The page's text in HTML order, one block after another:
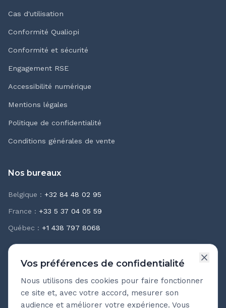
Cas d'utilisation
Conformité Qualiopi
Conformité et sécurité
Engagement RSE
Accessibilité numérique
Mentions légales
Politique de confidentialité
Conditions générales de vente
Nos bureaux
Belgique : +32 84 48 02 95
France : +33 5 37 04 05 59
Québec : +1 438 797 8068
Newsletter Teasio
Recevez chaque mois nos meilleures pratiques
Vos préférences de confidentialité
Nous utilisons des cookies pour faire fonctionner
ce site et, avec votre accord, mesurer son
audience et améliorer votre expérience. Vous